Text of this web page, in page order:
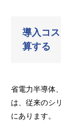
導入コ
算する
省電力半導体
は、従来のシ
にあります。